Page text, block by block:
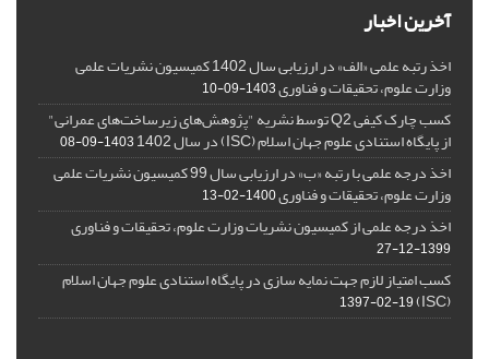
آخرین اخبار
اخذ رتبه علمی «الف» در ارزیابی سال 1402 کمیسیون نشریات علمی
وزارت علوم، تحقیقات و فناوری1403-09-10
کسب چارک کیفی Q2 توسط نشریه "پژوهش‌های زیرساخت‌های عمرانی"
از پایگاه استنادی علوم جهان اسلام (ISC) در سال 1402 1403-09-08
اخذ درجه علمی با رتبه «ب» در ارزیابی سال 99 کمیسیون نشریات علمی
وزارت علوم، تحقیقات و فناوری1400-02-13
اخذ درجه علمی از کمیسیون نشریات وزارت علوم، تحقیقات و فناوری
1399-12-27
کسب امتیاز لازم جهت نمایه سازی در پایگاه استنادی علوم جهان اسلام
(ISC)
1397-02-19